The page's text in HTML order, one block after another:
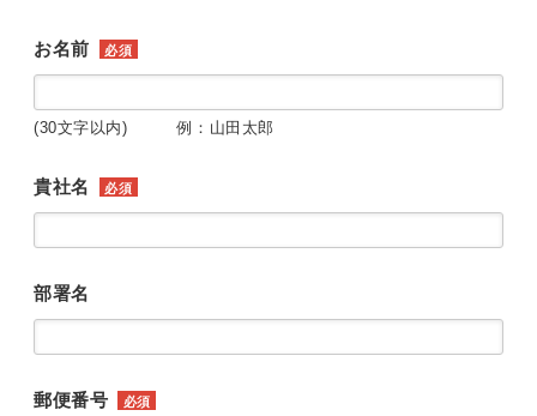
お名前 必須
(30文字以内) 例：山田太郎
貴社名 必須
部署名
郵便番号 必須